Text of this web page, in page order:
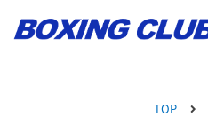
TOP